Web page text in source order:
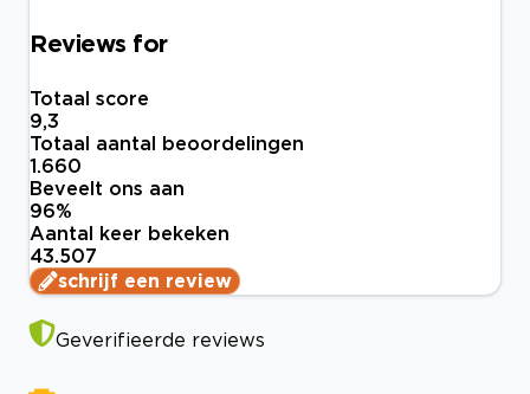
Reviews for
Totaal score
9,3
Totaal aantal beoordelingen
1.660
Beveelt ons aan
96%
Aantal keer bekeken
43.507
schrijf een review
Geverifieerde reviews